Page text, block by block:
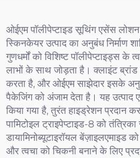
ओईएम पॉलीपेप्टाइड सूथिंग एसेंस
स्किनकेयर उत्पाद का अनुबंध निर्माण
गुणधर्मों को विशिष्ट पॉलीपेप्टाइड्स
लाभों के साथ जोड़ता है। क्लाइंट
करता है, और ओईएम साझेदार इसके
पैकेजिंग को अंजाम देता है। यह
किया गया है, तुरंत हाइड्रेशन प्रदान
पामिटोइल ट्राइपेप्टाइड-8 को
डायामिनोब्यूटाइरॉयल
और त्वचा को चिकनी बनाने के लिए